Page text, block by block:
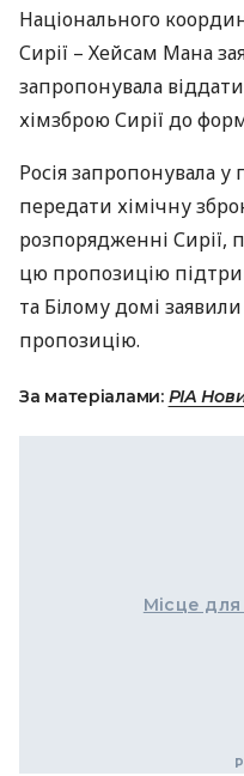
Національного
Сирії – Хейсам Мана
запропонувала
хімзброю Сирії до
Росія запропонувала у
передати хімічну
розпорядженні Сирії,
цю пропозицію
та Білому домі
пропозицію.
За матеріалами: РІА
Місце